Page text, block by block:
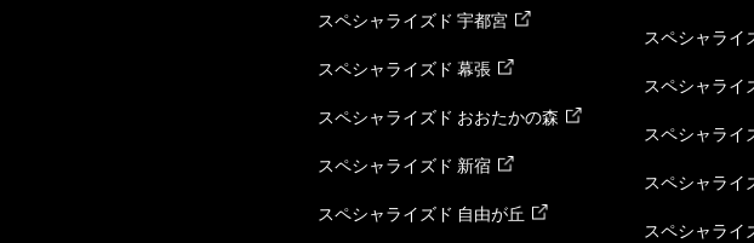
スペシャライズド 宇都宮
スペシャライズド 幕張
スペシャライズド おおたかの森
スペシャライズド 新宿
スペシャライズド 自由が丘
スペシャライ
スペシャライ
スペシャライ
スペシャライ
スペシャライ